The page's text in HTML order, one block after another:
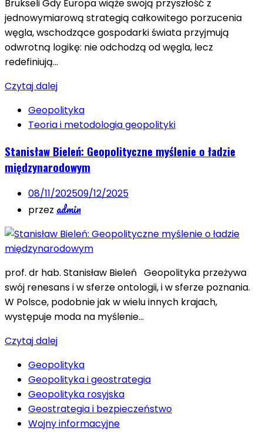
Brukseli Gdy Europa wiąże swoją przyszłość z
jednowymiarową strategią całkowitego porzucenia
węgla, wschodzące gospodarki świata przyjmują
odwrotną logikę: nie odchodzą od węgla, lecz
redefiniują…
Czytaj dalej
Geopolityka
Teoria i metodologia geopolityki
Stanisław Bieleń: Geopolityczne myślenie o ładzie
międzynarodowym
08/11/202509/12/2025
przez admin
prof. dr hab. Stanisław Bieleń Geopolityka przeżywa
swój renesans i w sferze ontologii, i w sferze poznania.
W Polsce, podobnie jak w wielu innych krajach,
występuje moda na myślenie…
Czytaj dalej
Geopolityka
Geopolityka i geostrategia
Geopolityka rosyjska
Geostrategia i bezpieczeństwo
Wojny informacyjne